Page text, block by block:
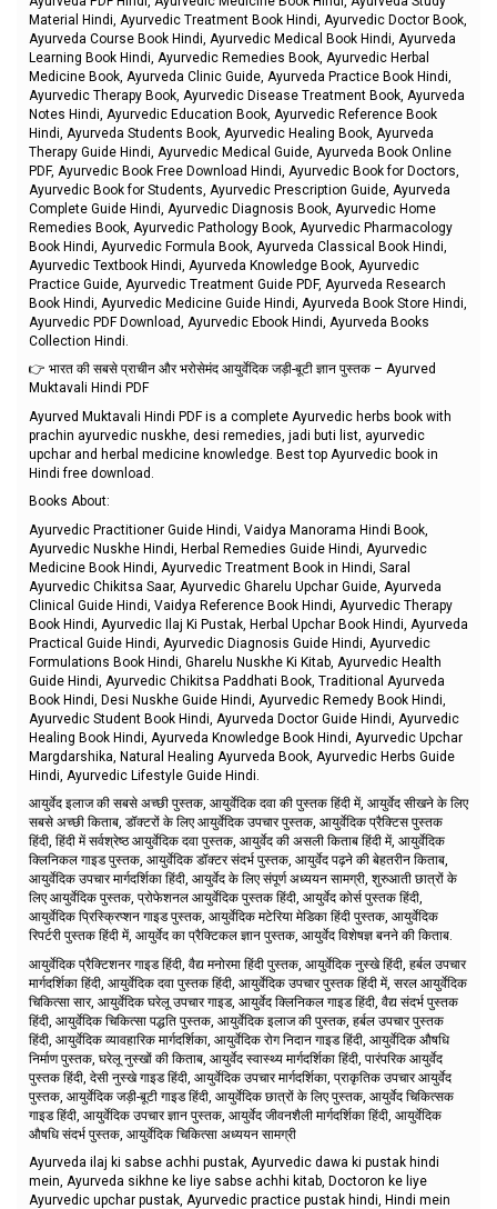
Material Hindi, Ayurvedic Treatment Book Hindi, Ayurvedic Doctor Book,
Ayurveda Course Book Hindi, Ayurvedic Medical Book Hindi, Ayurveda
Learning Book Hindi, Ayurvedic Remedies Book, Ayurvedic Herbal
Medicine Book, Ayurveda Clinic Guide, Ayurveda Practice Book Hindi,
Ayurvedic Therapy Book, Ayurvedic Disease Treatment Book, Ayurveda
Notes Hindi, Ayurvedic Education Book, Ayurvedic Reference Book
Hindi, Ayurveda Students Book, Ayurvedic Healing Book, Ayurveda
Therapy Guide Hindi, Ayurvedic Medical Guide, Ayurveda Book Online
PDF, Ayurvedic Book Free Download Hindi, Ayurvedic Book for Doctors,
Ayurvedic Book for Students, Ayurvedic Prescription Guide, Ayurveda
Complete Guide Hindi, Ayurvedic Diagnosis Book, Ayurvedic Home
Remedies Book, Ayurvedic Pathology Book, Ayurvedic Pharmacology
Book Hindi, Ayurvedic Formula Book, Ayurveda Classical Book Hindi,
Ayurvedic Textbook Hindi, Ayurveda Knowledge Book, Ayurvedic
Practice Guide, Ayurvedic Treatment Guide PDF, Ayurveda Research
Book Hindi, Ayurvedic Medicine Guide Hindi, Ayurveda Book Store Hindi,
Ayurvedic PDF Download, Ayurvedic Ebook Hindi, Ayurveda Books
Collection Hindi.
👉 भारत की सबसे प्राचीन और भरोसेमंद आयुर्वेदिक जड़ी-बूटी ज्ञान पुस्तक – Ayurved
Muktavali Hindi PDF
Ayurved Muktavali Hindi PDF is a complete Ayurvedic herbs book with
prachin ayurvedic nuskhe, desi remedies, jadi buti list, ayurvedic
upchar and herbal medicine knowledge. Best top Ayurvedic book in
Hindi free download.
Books About:
Ayurvedic Practitioner Guide Hindi, Vaidya Manorama Hindi Book,
Ayurvedic Nuskhe Hindi, Herbal Remedies Guide Hindi, Ayurvedic
Medicine Book Hindi, Ayurvedic Treatment Book in Hindi, Saral
Ayurvedic Chikitsa Saar, Ayurvedic Gharelu Upchar Guide, Ayurveda
Clinical Guide Hindi, Vaidya Reference Book Hindi, Ayurvedic Therapy
Book Hindi, Ayurvedic Ilaj Ki Pustak, Herbal Upchar Book Hindi, Ayurveda
Practical Guide Hindi, Ayurvedic Diagnosis Guide Hindi, Ayurvedic
Formulations Book Hindi, Gharelu Nuskhe Ki Kitab, Ayurvedic Health
Guide Hindi, Ayurvedic Chikitsa Paddhati Book, Traditional Ayurveda
Book Hindi, Desi Nuskhe Guide Hindi, Ayurvedic Remedy Book Hindi,
Ayurvedic Student Book Hindi, Ayurveda Doctor Guide Hindi, Ayurvedic
Healing Book Hindi, Ayurveda Knowledge Book Hindi, Ayurvedic Upchar
Margdarshika, Natural Healing Ayurveda Book, Ayurvedic Herbs Guide
Hindi, Ayurvedic Lifestyle Guide Hindi.
आयुर्वेद इलाज की सबसे अच्छी पुस्तक, आयुर्वेदिक दवा की पुस्तक हिंदी में, आयुर्वेद सीखने के लिए
सबसे अच्छी किताब, डॉक्टरों के लिए आयुर्वेदिक उपचार पुस्तक, आयुर्वेदिक प्रैक्टिस पुस्तक
हिंदी, हिंदी में सर्वश्रेष्ठ आयुर्वेदिक दवा पुस्तक, आयुर्वेद की असली किताब हिंदी में, आयुर्वेदिक
क्लिनिकल गाइड पुस्तक, आयुर्वेदिक डॉक्टर संदर्भ पुस्तक, आयुर्वेद पढ़ने की बेहतरीन किताब,
आयुर्वेदिक उपचार मार्गदर्शिका हिंदी, आयुर्वेद के लिए संपूर्ण अध्ययन सामग्री, शुरुआती छात्रों के
लिए आयुर्वेदिक पुस्तक, प्रोफेशनल आयुर्वेदिक पुस्तक हिंदी, आयुर्वेद कोर्स पुस्तक हिंदी,
आयुर्वेदिक प्रिस्क्रिप्शन गाइड पुस्तक, आयुर्वेदिक मटेरिया मेडिका हिंदी पुस्तक, आयुर्वेदिक
रिपर्टरी पुस्तक हिंदी में, आयुर्वेद का प्रैक्टिकल ज्ञान पुस्तक, आयुर्वेद विशेषज्ञ बनने की किताब.
आयुर्वेदिक प्रैक्टिशनर गाइड हिंदी, वैद्य मनोरमा हिंदी पुस्तक, आयुर्वेदिक नुस्खे हिंदी, हर्बल उपचार
मार्गदर्शिका हिंदी, आयुर्वेदिक दवा पुस्तक हिंदी, आयुर्वेदिक उपचार पुस्तक हिंदी में, सरल आयुर्वेदिक
चिकित्सा सार, आयुर्वेदिक घरेलू उपचार गाइड, आयुर्वेद क्लिनिकल गाइड हिंदी, वैद्य संदर्भ पुस्तक
हिंदी, आयुर्वेदिक चिकित्सा पद्धति पुस्तक, आयुर्वेदिक इलाज की पुस्तक, हर्बल उपचार पुस्तक
हिंदी, आयुर्वेदिक व्यावहारिक मार्गदर्शिका, आयुर्वेदिक रोग निदान गाइड हिंदी, आयुर्वेदिक औषधि
निर्माण पुस्तक, घरेलू नुस्खों की किताब, आयुर्वेद स्वास्थ्य मार्गदर्शिका हिंदी, पारंपरिक आयुर्वेद
पुस्तक हिंदी, देसी नुस्खे गाइड हिंदी, आयुर्वेदिक उपचार मार्गदर्शिका, प्राकृतिक उपचार आयुर्वेद
पुस्तक, आयुर्वेदिक जड़ी-बूटी गाइड हिंदी, आयुर्वेदिक छात्रों के लिए पुस्तक, आयुर्वेद चिकित्सक
गाइड हिंदी, आयुर्वेदिक उपचार ज्ञान पुस्तक, आयुर्वेद जीवनशैली मार्गदर्शिका हिंदी, आयुर्वेदिक
औषधि संदर्भ पुस्तक, आयुर्वेदिक चिकित्सा अध्ययन सामग्री
Ayurveda ilaj ki sabse achhi pustak, Ayurvedic dawa ki pustak hindi
mein, Ayurveda sikhne ke liye sabse achhi kitab, Doctoron ke liye
Ayurvedic upchar pustak, Ayurvedic practice pustak hindi, Hindi mein